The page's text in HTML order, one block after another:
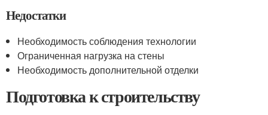
Недостатки
Необходимость соблюдения технологии
Ограниченная нагрузка на стены
Необходимость дополнительной отделки
Подготовка к строительству